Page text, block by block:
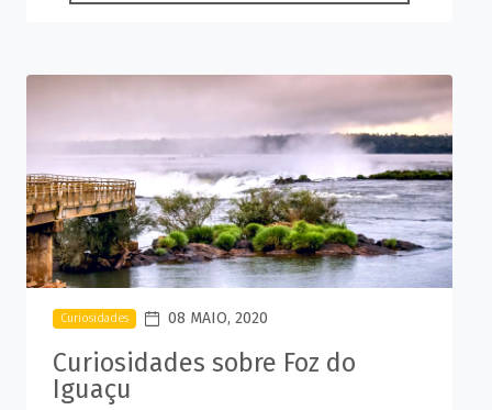
Curiosidades 08 MAIO, 2020
Curiosidades sobre Foz do
Iguaçu